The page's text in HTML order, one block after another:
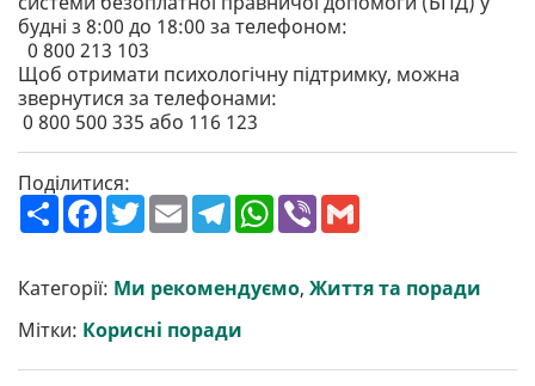
будні з 8:00 до 18:00 за телефоном:
0 800 213 103
Щоб отримати психологічну підтримку, можна
звернутися за телефонами:
0 800 500 335 або 116 123
Поділитися:
П
о
р
и
т
и
F
a
b
o
o
k
T
w
e
r
E
m
l
T
e
g
r
a
m
W
h
s
A
V
r l
Категорії: Ми рекомендуємо, Життя та поради
Мітки: Корисні поради